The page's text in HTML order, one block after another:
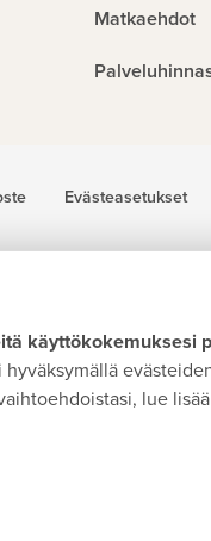
Matkaehdot
Evästeasetukset
käyttökokemuksesi
lue lisää